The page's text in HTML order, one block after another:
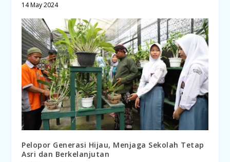
14 May 2024
Pelopor Generasi Hijau, Menjaga Sekolah Tetap
Asri dan Berkelanjutan